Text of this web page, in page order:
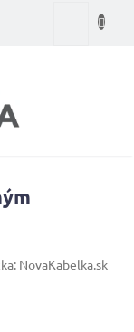
Nákupný
NovaKabelka.sk